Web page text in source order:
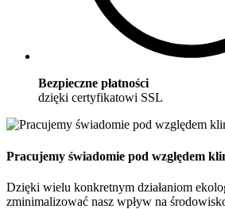
Bezpieczne płatności
dzięki certyfikatowi SSL
Pracujemy świadomie pod względem
Dzięki wielu konkretnym działaniom
zminimalizować nasz wpływ na